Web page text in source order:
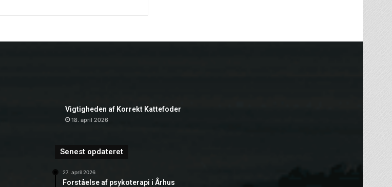
Vigtigheden af Korrekt Kattefoder
18. april 2026
Senest opdateret
27. april 2026
Forståelse af psykoterapi i Århus